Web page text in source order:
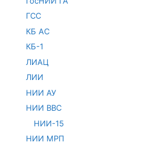
ГСС
КБ АС
КБ-1
ЛИАЦ
ЛИИ
НИИ АУ
НИИ ВВС
НИИ-15
НИИ МРП